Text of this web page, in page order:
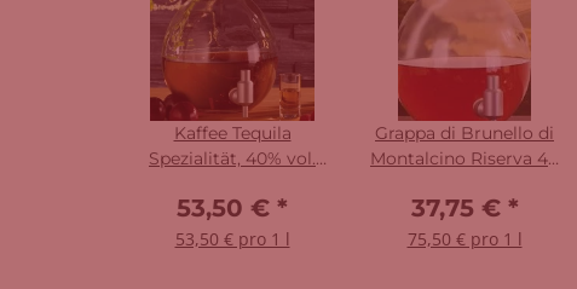
Kaffee Tequila
Spezialität, 40% vol.
53,50 € *
53,50 € pro 1 l
Grappa di Brunello di
Montalcino Riserva 40
37,75 € *
75,50 € pro 1 l